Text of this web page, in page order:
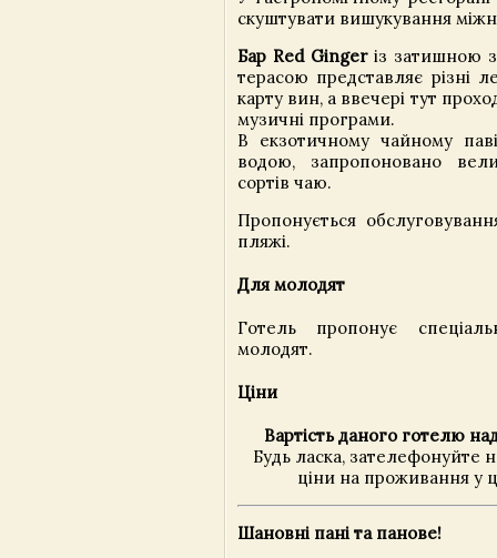
скуштувати вишукування
Бар Red Gingerіз затишною
терасою представляє різні
карту вин, а ввечері тут
музичні програми.
В екзотичному чайному
водою, запропоновано
сортів чаю.
Пропонується
пляжі.
Для молодят
Готель пропонує
молодят.
Ціни
Вартість даного готелю
Будь ласка, зателефонуйте
ціни на проживання у
Шановні пані та панове!